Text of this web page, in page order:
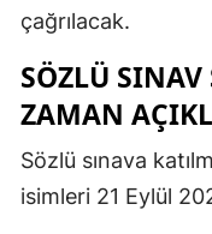
çağrılacak.
SÖZLÜ
ZAMAN
Sözlü sınava
isimleri 21 Eylül